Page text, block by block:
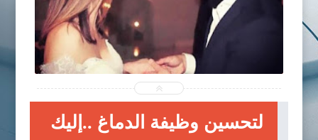
شاهد الموضوع
لتحسين وظيفة الدماغ ..إليك